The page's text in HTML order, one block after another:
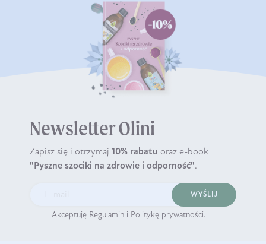
Newsletter Olini
Zapisz się i otrzymaj 10% rabatu oraz e-book
"Pyszne szociki na zdrowie i odporność".
WYŚLIJ
Akceptuję Regulamin i Politykę prywatności.